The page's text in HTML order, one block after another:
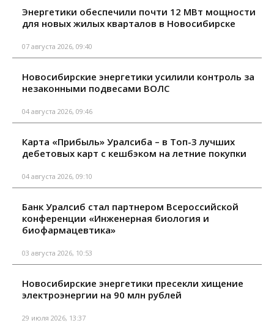
Энергетики обеспечили почти 12 МВт мощности
для новых жилых кварталов в Новосибирске
07 августа 2026, 09:40
Новосибирские энергетики усилили контроль за
незаконными подвесами ВОЛС
04 августа 2026, 09:46
Карта «Прибыль» Уралсиба – в Топ-3 лучших
дебетовых карт с кешбэком на летние покупки
04 августа 2026, 09:10
Банк Уралсиб стал партнером Всероссийской
конференции «Инженерная биология и
биофармацевтика»
03 августа 2026, 10:53
Новосибирские энергетики пресекли хищение
электроэнергии на 90 млн рублей
29 июля 2026, 13:37